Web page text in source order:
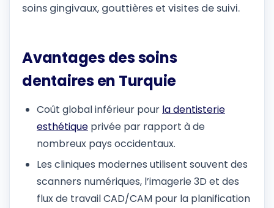
soins gingivaux, gouttières et visites de suivi.
Avantages des soins
dentaires en Turquie
Coût global inférieur pour la dentisterie
esthétique privée par rapport à de
nombreux pays occidentaux.
Les cliniques modernes utilisent souvent des
scanners numériques, l’imagerie 3D et des
flux de travail CAD/CAM pour la planification